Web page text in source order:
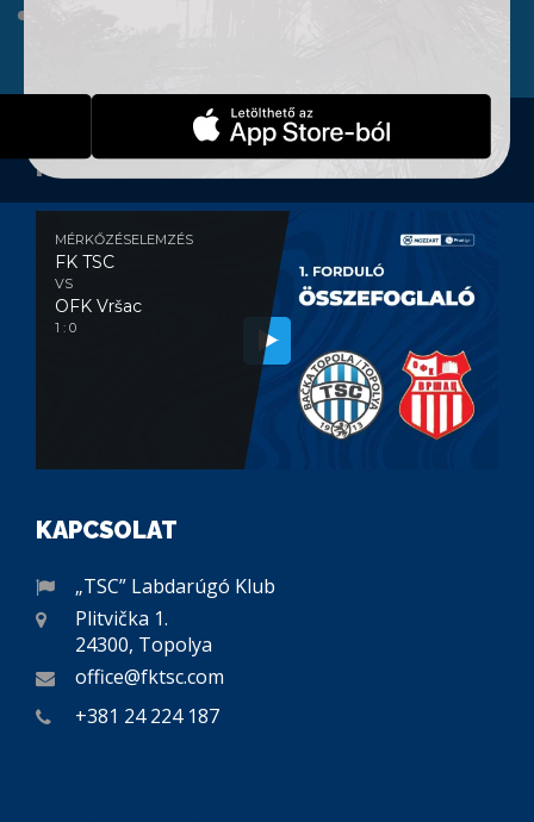
MÉRKŐZÉSELEMZÉS
MÉRKŐZÉSELEMZÉS
FK TSC
VS
OFK Vršac
1 : 0
KAPCSOLAT
„TSC” Labdarúgó Klub
Plitvička 1.
24300, Topolya
office@fktsc.com
+381 24 224 187